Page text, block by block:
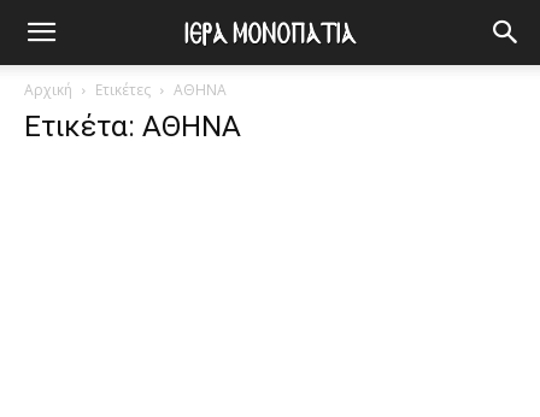
Αρχική Ετικέτες ΑΘΗΝΑ
Ετικέτα: ΑΘΗΝΑ